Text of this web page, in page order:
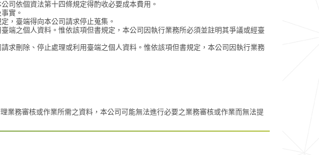
司依個資法第十四條規定得酌收必要成本費用。
實。
，臺端得向本公司請求停止蒐集。
端之個人資料。惟依該項但書規定，本公司因執行業務所必須並註明其爭議或經臺
求刪除、停止處理或利用臺端之個人資料。惟依該項但書規定，本公司因執行業務
務審核或作業所需之資料，本公司可能無法進行必要之業務審核或作業而無法提